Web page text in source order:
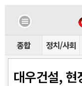
종합 정치/사회
대우건설, 현